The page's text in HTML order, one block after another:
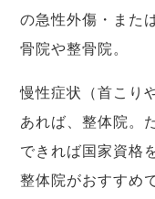
の急性外傷・また
骨院や整骨院。
慢性症状（首こり
あれば、整体院。
できれば国家資格
整体院がおすすめ